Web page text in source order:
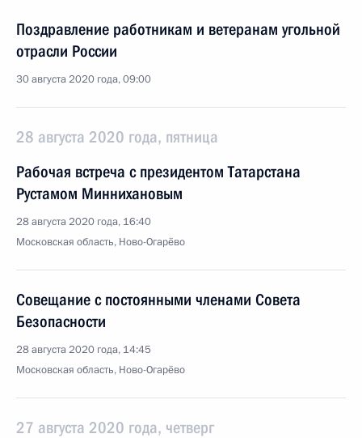
Поздравление работникам и ветеранам угольной
отрасли России
30 августа 2020 года, 09:00
28 августа 2020 года, пятница
Рабочая встреча с президентом Татарстана
Рустамом Миннихановым
28 августа 2020 года, 16:40
Московская область, Ново-Огарёво
Совещание с постоянными членами Совета
Безопасности
28 августа 2020 года, 14:45
Московская область, Ново-Огарёво
27 августа 2020 года, четверг